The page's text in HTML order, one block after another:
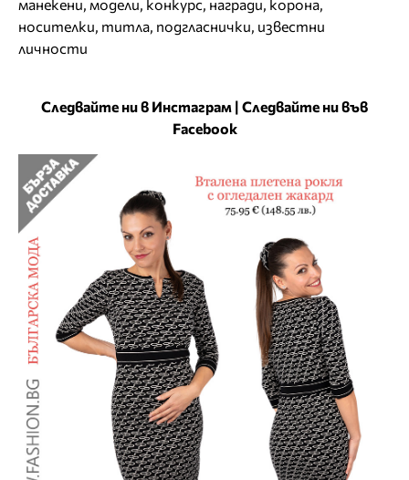
манекени модели конкурс награди корона
носителки титла подгласнички известни
личности
Следвайте ни в Инстаграм | Следвайте ни във
Facebook